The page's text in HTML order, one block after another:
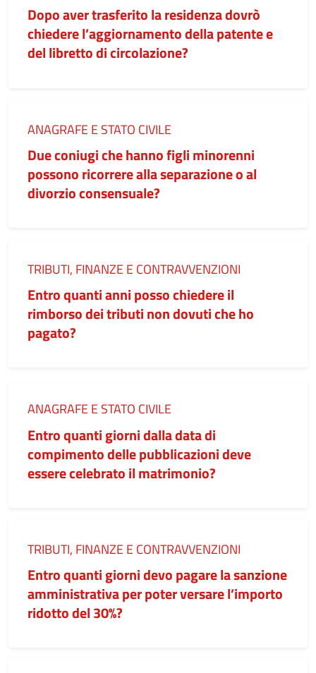
Dopo aver trasferito la residenza dovrò
chiedere l’aggiornamento della patente e
del libretto di circolazione?
Categoria:
ANAGRAFE E STATO CIVILE
Due coniugi che hanno figli minorenni
possono ricorrere alla separazione o al
divorzio consensuale?
Categoria:
TRIBUTI, FINANZE E CONTRAVVENZIONI
Entro quanti anni posso chiedere il
rimborso dei tributi non dovuti che ho
pagato?
Categoria:
ANAGRAFE E STATO CIVILE
Entro quanti giorni dalla data di
compimento delle pubblicazioni deve
essere celebrato il matrimonio?
Categoria:
TRIBUTI, FINANZE E CONTRAVVENZIONI
Entro quanti giorni devo pagare la sanzione
amministrativa per poter versare l’importo
ridotto del 30%?